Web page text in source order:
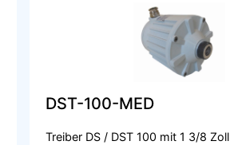
DST-100-MED
Treiber DS / DST 100 mit 1 3/8 Zoll